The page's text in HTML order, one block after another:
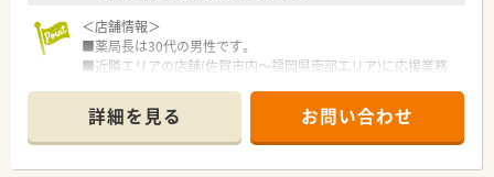
＜店舗情報＞
■薬局長は30代の男性です。
■近隣エリアの店舗(佐賀市内～福岡県南部エリア)に応援業務
■残業はほぼありません。
■門前の小児科は2022年にOPENし、1日約30枚～多くて60枚の
処方箋がきています。
■早番や遅番などシフトを調整しており、原則週2日は終日お休
詳細を見る お問い合わせ